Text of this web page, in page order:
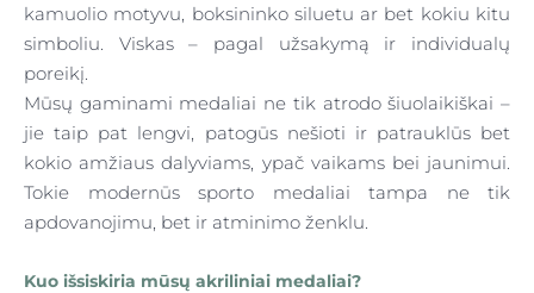
kamuolio motyvu, boksininko siluetu ar bet kokiu kitu
simboliu. Viskas – pagal užsakymą ir individualų
poreikį.
Mūsų gaminami medaliai ne tik atrodo šiuolaikiškai –
jie taip pat lengvi, patogūs nešioti ir patrauklūs bet
kokio amžiaus dalyviams, ypač vaikams bei jaunimui.
Tokie modernūs sporto medaliai tampa ne tik
apdovanojimu, bet ir atminimo ženklu.
Kuo išsiskiria mūsų akriliniai medaliai?